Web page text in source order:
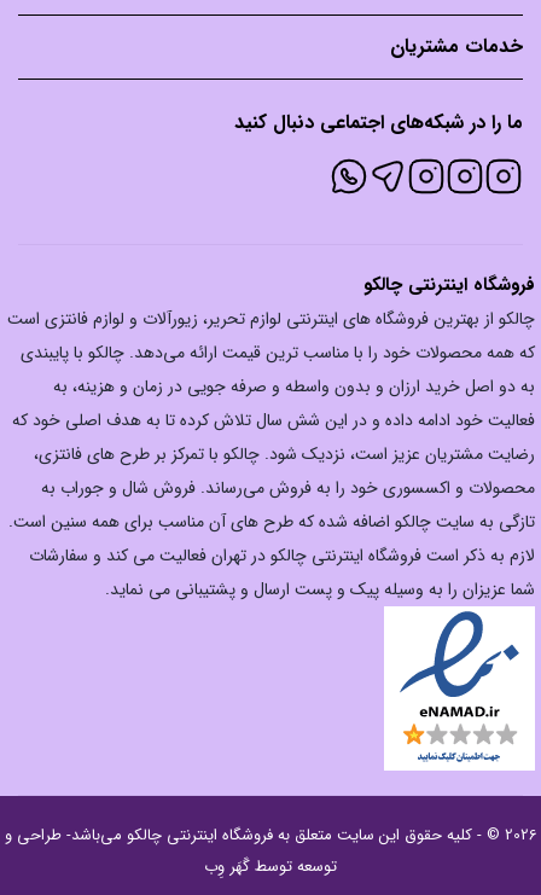
خدمات مشتریان
ما را در شبکه‌های اجتماعی دنبال کنید
فروشگاه اینترنتی چالکو
چالکو از بهترین فروشگاه های اینترنتی لوازم تحریر، زیورآلات و لوازم فانتزی است
که همه محصولات خود را با مناسب ترین قیمت ارائه می‌دهد. چالکو با پایبندی
به دو اصل خرید ارزان‌ و بدون واسطه و صرفه جویی در زمان و هزینه، به
فعالیت خود ادامه داده و در این شش سال تلاش کرده تا به هدف اصلی خود که
رضایت مشتریان عزیز است، نزدیک شود. چالکو با تمرکز بر طرح های فانتزی،
محصولات و اکسسوری خود را به فروش می‌رساند. فروش شال و جوراب به
تازگی به سایت چالکو اضافه شده که طرح های آن مناسب برای همه سنین است.
لازم به ذکر است فروشگاه اینترنتی چالکو در تهران فعالیت می کند و سفارشات
شما عزیزان را به وسیله پیک و پست ارسال و پشتیبانی می نماید.
2026 © - کلیه حقوق این سایت متعلق به فروشگاه اینترنتی چالکو می‌باشد- طراحی و
توسعه توسطگَهَر وِب